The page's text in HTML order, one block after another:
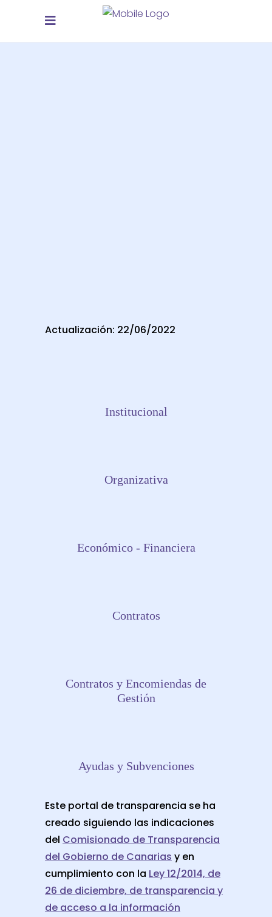
Actualización: 22/06/2022
Institucional
Organizativa
Económico - Financiera
Contratos
Contratos y Encomiendas de
Gestión
Ayudas y Subvenciones
Este portal de transparencia se ha
creado siguiendo las indicaciones
del Comisionado de Transparencia
del Gobierno de Canarias y en
cumplimiento con la Ley 12/2014, de
26 de diciembre, de transparencia y
de acceso a la información